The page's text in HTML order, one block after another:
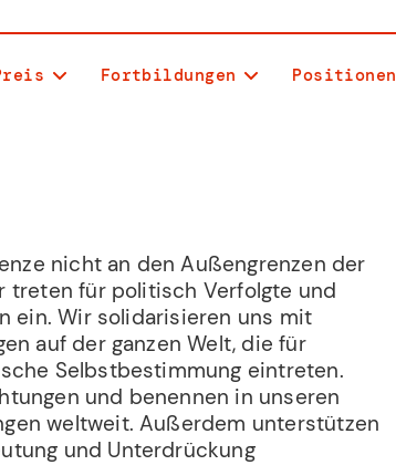
Fortbildungen Positionen
nicht an den Außengrenzen der
treten für politisch Verfolgte und
ein. Wir solidarisieren uns mit
auf der ganzen Welt, die für
Selbstbestimmung eintreten.
und benennen in unseren
weltweit. Außerdem unterstützen
und Unterdrückung